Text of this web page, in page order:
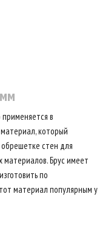
в
который
стен для
материалов. Брус имеет
по
материал популярным у